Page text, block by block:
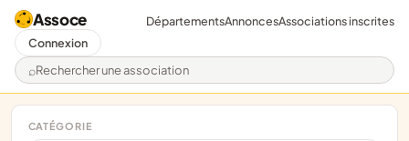
Assoce
Rechercher une association
DépartementsAnnoncesAssociations inscrites
Connexion
CATÉGORIE